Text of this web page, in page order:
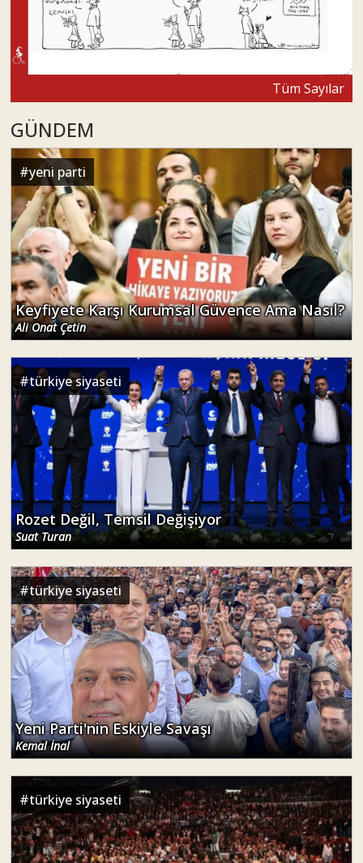
Tüm Sayılar
GÜNDEM
#yeni parti
Keyfiyete Karşı Kurumsal Güvence Ama Nasıl?
Ali Onat Çetin
#türkiye siyaseti
Rozet Değil, Temsil Değişiyor
Suat Turan
#türkiye siyaseti
Yeni Parti'nin Eskiyle Savaşı
Kemal İnal
#türkiye siyaseti